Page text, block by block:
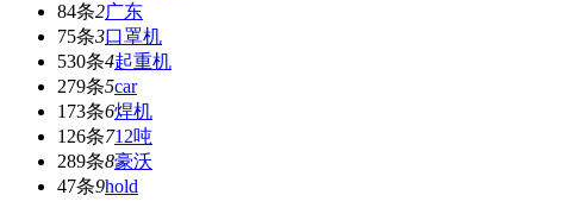
84条2广东
75条3口罩机
530条4起重机
279条5car
173条6焊机
126条712吨
289条8豪沃
47条9hold